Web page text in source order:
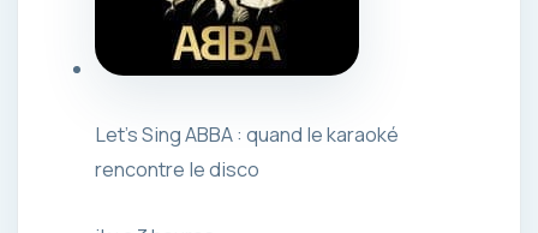
Let’s Sing ABBA : quand le karaoké
rencontre le disco